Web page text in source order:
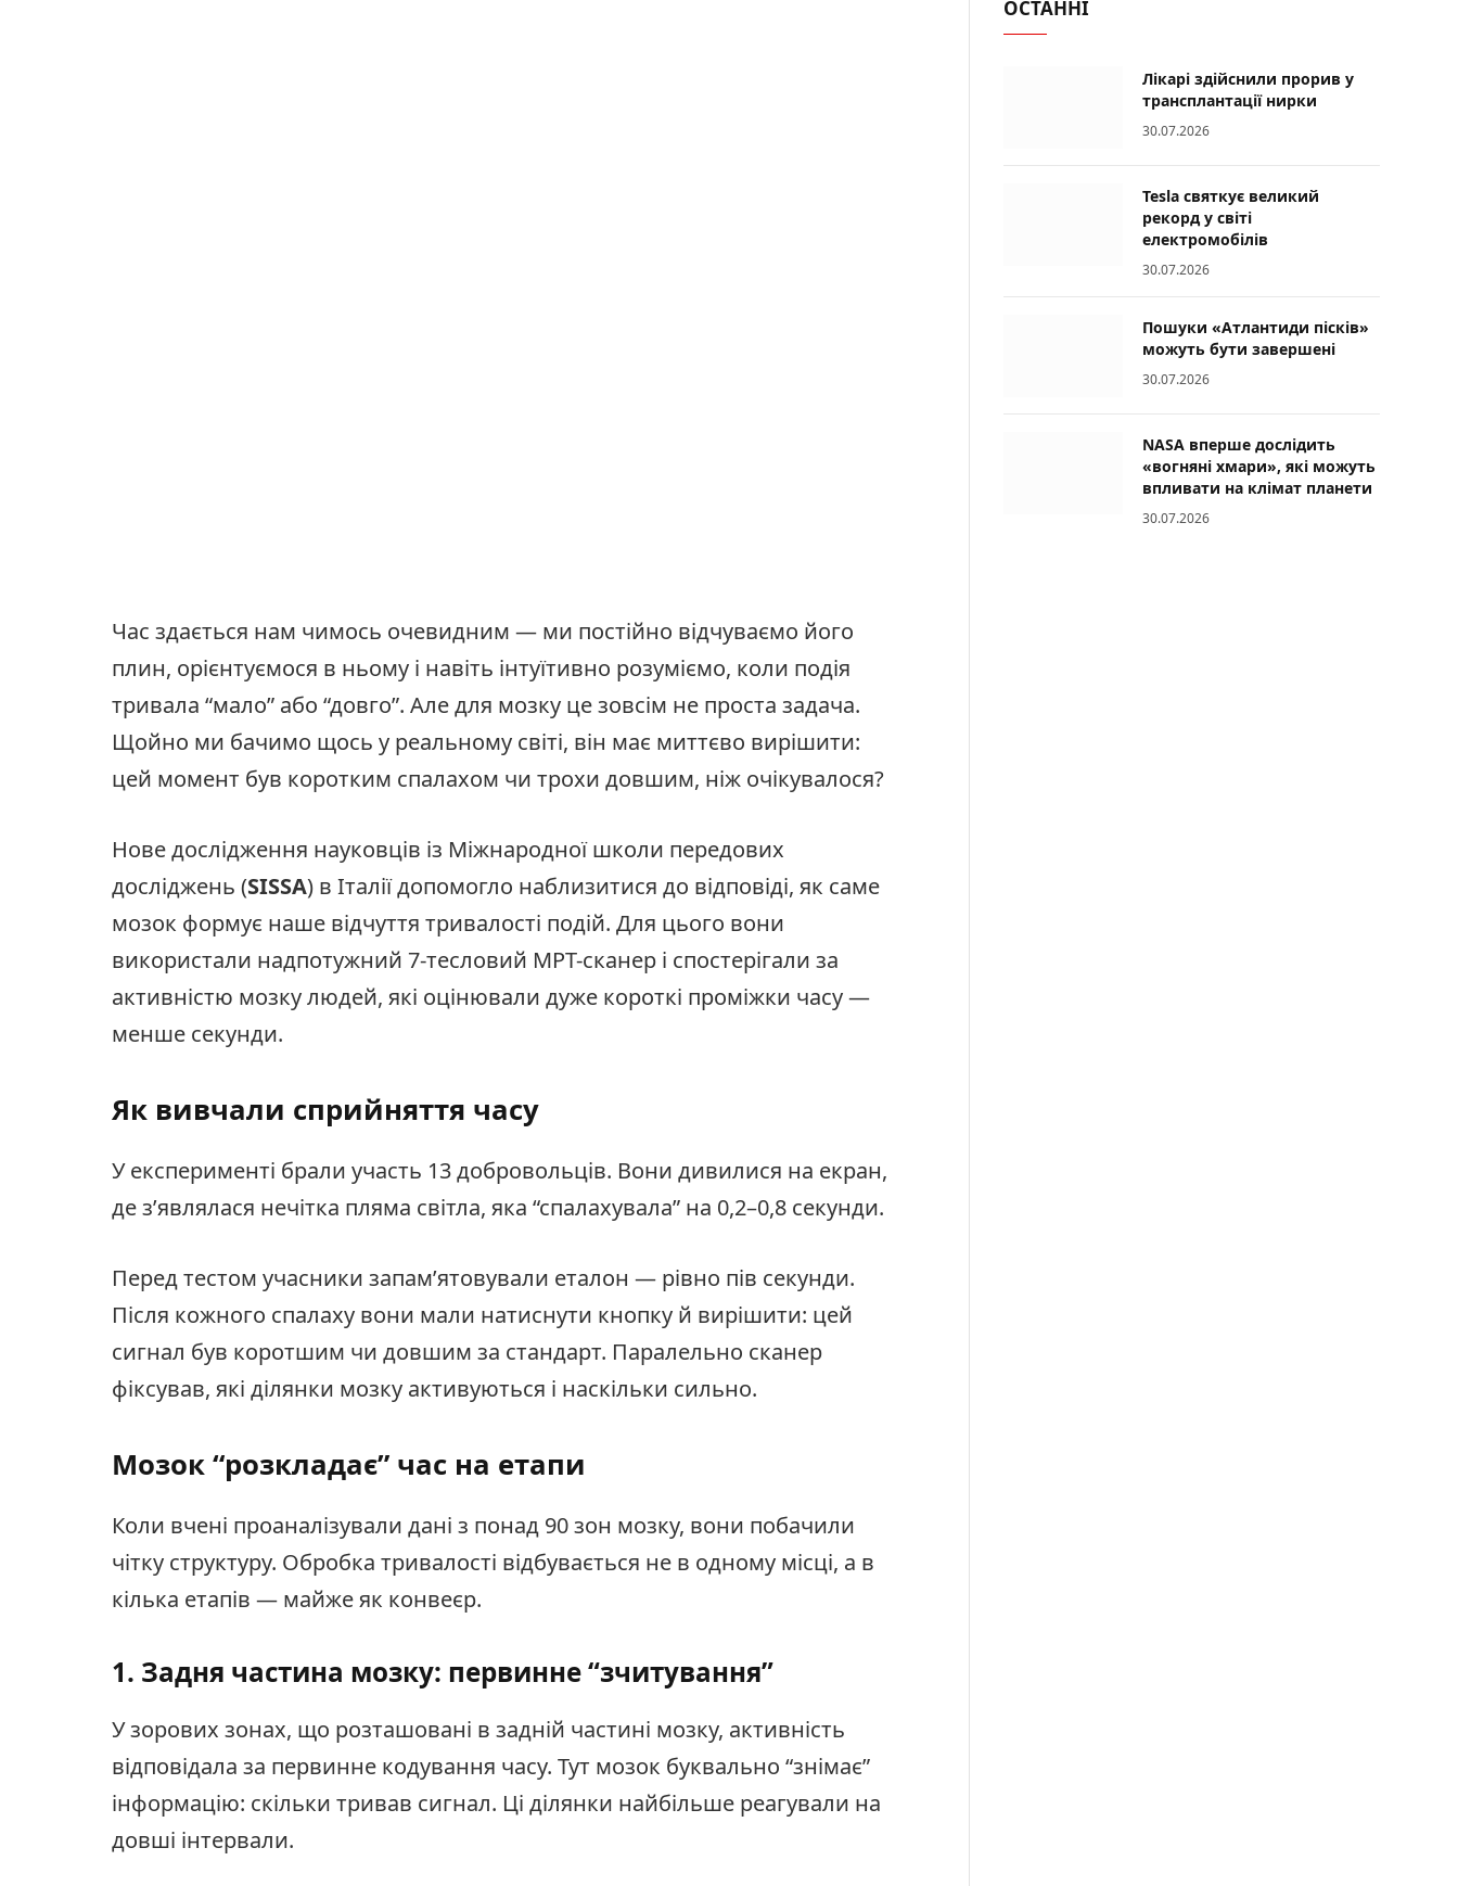
Час здається нам чимось очевидним — ми постійно відчуваємо його
плин, орієнтуємося в ньому і навіть інтуїтивно розуміємо, коли подія
тривала “мало” або “довго”. Але для мозку це зовсім не проста задача.
Щойно ми бачимо щось у реальному світі, він має миттєво вирішити:
цей момент був коротким спалахом чи трохи довшим, ніж очікувалося?
Нове дослідження науковців із Міжнародної школи передових
досліджень (SISSA) в Італії допомогло наблизитися до відповіді, як саме
мозок формує наше відчуття тривалості подій. Для цього вони
використали надпотужний 7-тесловий МРТ-сканер і спостерігали за
активністю мозку людей, які оцінювали дуже короткі проміжки часу —
менше секунди.
Як вивчали сприйняття часу
У експерименті брали участь 13 добровольців. Вони дивилися на екран,
де з’являлася нечітка пляма світла, яка “спалахувала” на 0,2–0,8 секунди.
Перед тестом учасники запам’ятовували еталон — рівно пів секунди.
Після кожного спалаху вони мали натиснути кнопку й вирішити: цей
сигнал був коротшим чи довшим за стандарт. Паралельно сканер
фіксував, які ділянки мозку активуються і наскільки сильно.
Мозок “розкладає” час на етапи
Коли вчені проаналізували дані з понад 90 зон мозку, вони побачили
чітку структуру. Обробка тривалості відбувається не в одному місці, а в
кілька етапів — майже як конвеєр.
1. Задня частина мозку: первинне “зчитування”
У зорових зонах, що розташовані в задній частині мозку, активність
відповідала за первинне кодування часу. Тут мозок буквально “знімає”
інформацію: скільки тривав сигнал. Ці ділянки найбільше реагували на
довші інтервали.
ОСТАННІ
Лікарі здійснили прорив у
трансплантації нирки
30.07.2026
Tesla святкує великий
рекорд у світі
електромобілів
30.07.2026
Пошуки «Атлантиди пісків»
можуть бути завершені
30.07.2026
NASA вперше дослідить
«вогняні хмари», які можуть
впливати на клімат планети
30.07.2026